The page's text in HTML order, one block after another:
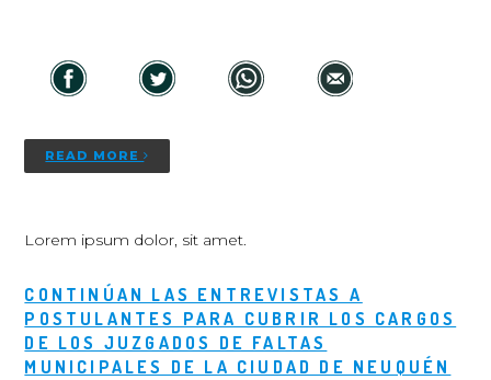
READ MORE
Lorem ipsum dolor, sit amet.
CONTINÚAN LAS ENTREVISTAS A
POSTULANTES PARA CUBRIR LOS CARGOS
DE LOS JUZGADOS DE FALTAS
MUNICIPALES DE LA CIUDAD DE NEUQUÉN